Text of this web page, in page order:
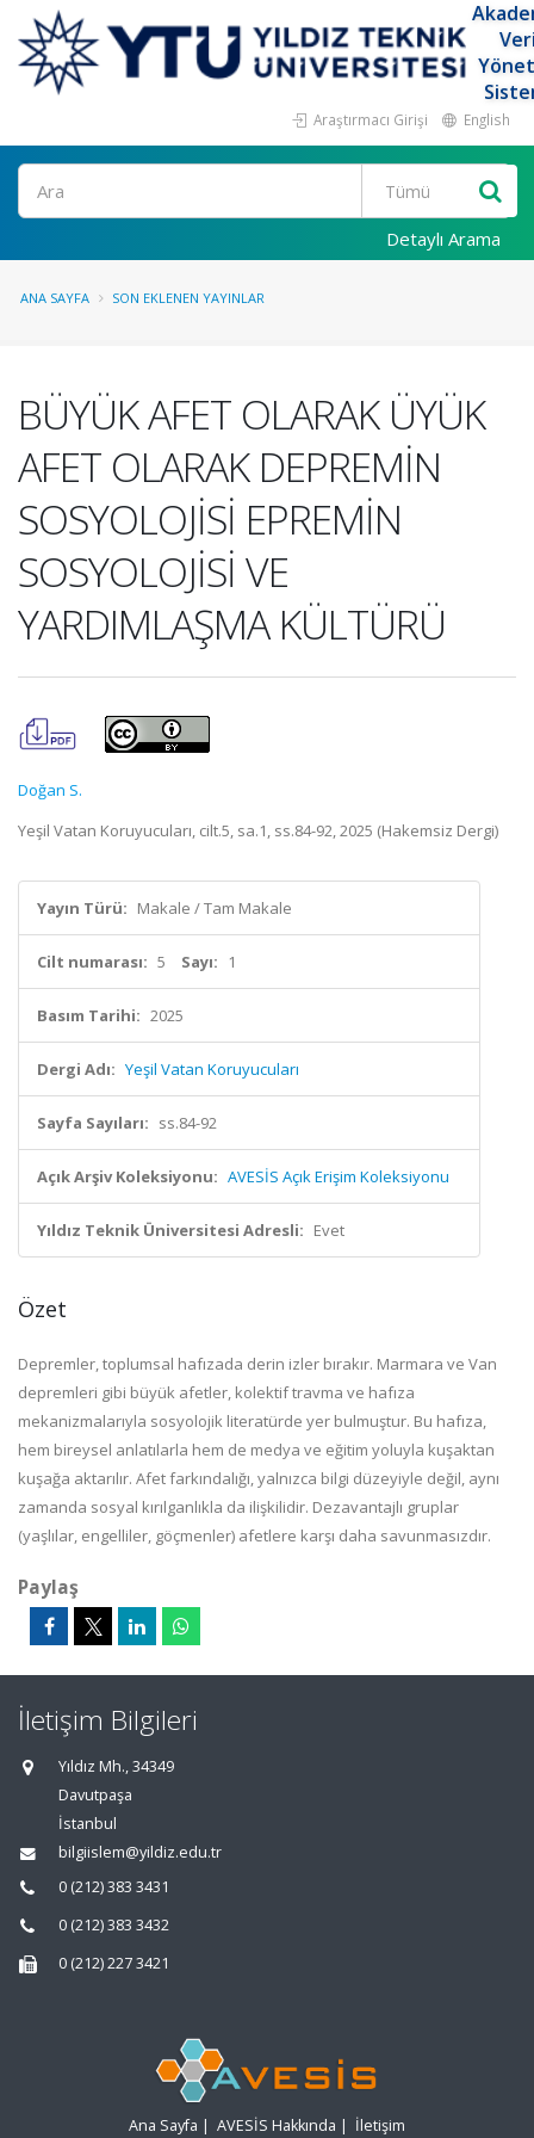
Araştırmacı Girişi English
Ara
Detaylı Arama
ANA SAYFA SON EKLENEN YAYINLAR
BÜYÜK AFET OLARAK ÜYÜK
AFET OLARAK DEPREMİN
SOSYOLOJİSİ EPREMİN
SOSYOLOJİSİ VE
YARDIMLAŞMA KÜLTÜRÜ
Doğan S.
Yeşil Vatan Koruyucuları, cilt.5, sa.1, ss.84-92, 2025 (Hakemsiz Dergi)
Yayın Türü: Makale / Tam Makale
Cilt numarası: 5 Sayı: 1
Basım Tarihi: 2025
Dergi Adı: Yeşil Vatan Koruyucuları
Sayfa Sayıları: ss.84-92
Açık Arşiv Koleksiyonu: AVESİS Açık Erişim Koleksiyonu
Yıldız Teknik Üniversitesi Adresli: Evet
Özet
Depremler, toplumsal hafızada derin izler bırakır. Marmara ve Van
depremleri gibi büyük afetler, kolektif travma ve hafıza
mekanizmalarıyla sosyolojik literatürde yer bulmuştur. Bu hafıza,
hem bireysel anlatılarla hem de medya ve eğitim yoluyla kuşaktan
kuşağa aktarılır. Afet farkındalığı, yalnızca bilgi düzeyiyle değil, aynı
zamanda sosyal kırılganlıkla da ilişkilidir. Dezavantajlı gruplar
(yaşlılar, engelliler, göçmenler) afetlere karşı daha savunmasızdır.
Paylaş
İletişim Bilgileri
Yıldız Mh., 34349
Davutpaşa
İstanbul
bilgiislem@yildiz.edu.tr
0 (212) 383 3431
0 (212) 383 3432
0 (212) 227 3421
Ana Sayfa | AVESİS Hakkında | İletişim